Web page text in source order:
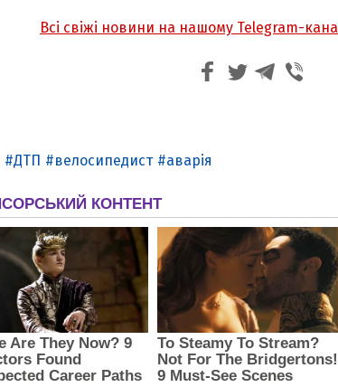
Всі свіжі новини на нашому Telegram-
ДТП велосипедист аварія